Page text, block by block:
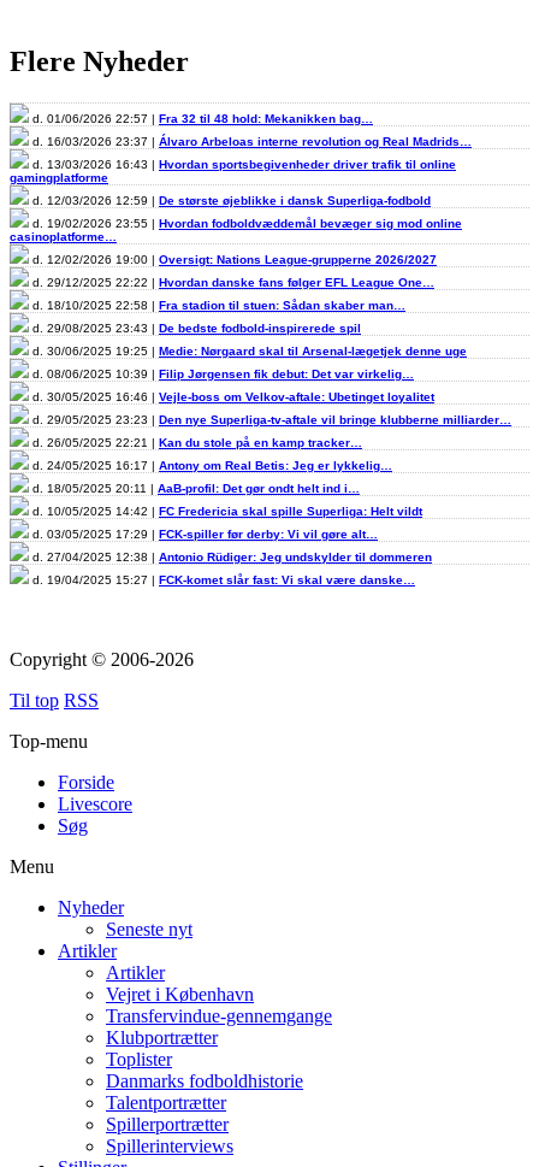
Flere Nyheder
d. 01/06/2026 22:57 | Fra 32 til 48 hold: Mekanikken bag…
d. 16/03/2026 23:37 | Álvaro Arbeloas interne revolution og Real Madrids…
d. 13/03/2026 16:43 | Hvordan sportsbegivenheder driver trafik til online
gamingplatforme
d. 12/03/2026 12:59 | De største øjeblikke i dansk Superliga-fodbold
d. 19/02/2026 23:55 | Hvordan fodboldvæddemål bevæger sig mod online
casinoplatforme…
d. 12/02/2026 19:00 | Oversigt: Nations League-grupperne 2026/2027
d. 29/12/2025 22:22 | Hvordan danske fans følger EFL League One…
d. 18/10/2025 22:58 | Fra stadion til stuen: Sådan skaber man…
d. 29/08/2025 23:43 | De bedste fodbold-inspirerede spil
d. 30/06/2025 19:25 | Medie: Nørgaard skal til Arsenal-lægetjek denne uge
d. 08/06/2025 10:39 | Filip Jørgensen fik debut: Det var virkelig…
d. 30/05/2025 16:46 | Vejle-boss om Velkov-aftale: Ubetinget loyalitet
d. 29/05/2025 23:23 | Den nye Superliga-tv-aftale vil bringe klubberne milliarder…
d. 26/05/2025 22:21 | Kan du stole på en kamp tracker…
d. 24/05/2025 16:17 | Antony om Real Betis: Jeg er lykkelig…
d. 18/05/2025 20:11 | AaB-profil: Det gør ondt helt ind i…
d. 10/05/2025 14:42 | FC Fredericia skal spille Superliga: Helt vildt
d. 03/05/2025 17:29 | FCK-spiller før derby: Vi vil gøre alt…
d. 27/04/2025 12:38 | Antonio Rüdiger: Jeg undskylder til dommeren
d. 19/04/2025 15:27 | FCK-komet slår fast: Vi skal være danske…
Copyright © 2006-2026
Til top RSS
Top-menu
Forside
Livescore
Søg
Menu
Nyheder
Seneste nyt
Artikler
Artikler
Vejret i København
Transfervindue-gennemgange
Klubportrætter
Toplister
Danmarks fodboldhistorie
Talentportrætter
Spillerportrætter
Spillerinterviews